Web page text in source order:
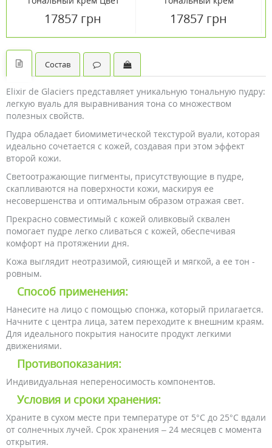
Shanghai 30 мл
17857 грн
In New York 30 мл
17857 грн
Состав
Elixir de Glaciers представляет уникальную тональную пудру:
легкую вуаль для выравнивания тона со множеством
полезных свойств.
Пудра обладает биомиметической текстурой вуали, которая
идеально сочетается с кожей, создавая при этом эффект
второй кожи.
Светоотражающие пигменты, присутствующие в пудре,
скапливаются на поверхности кожи, маскируя ее
несовершенства и оптимальным образом отражая свет.
Прекрасно совместимый с кожей оливковый сквален
помогает пудре легко сливаться с кожей, обеспечивая
комфорт на протяжении дня.
Кожа выглядит неотразимой, сияющей и мягкой, а ее тон -
ровным.
Способ применения:
Нанесите на лицо с помощью спонжа, который прилагается.
Начните с центра лица, затем переходите к внешним краям.
Для идеального покрытия наносите продукт легкими
движениями.
Противопоказания:
Индивидуальная непереносимость компонентов.
Условия и сроки хранения:
Храните в сухом месте при температуре от 5°C до 25°C вдали
от солнечных лучей. Срок хранения – 24 месяцев с момента
открытия.